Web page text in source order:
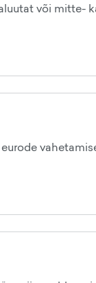
või mitte-